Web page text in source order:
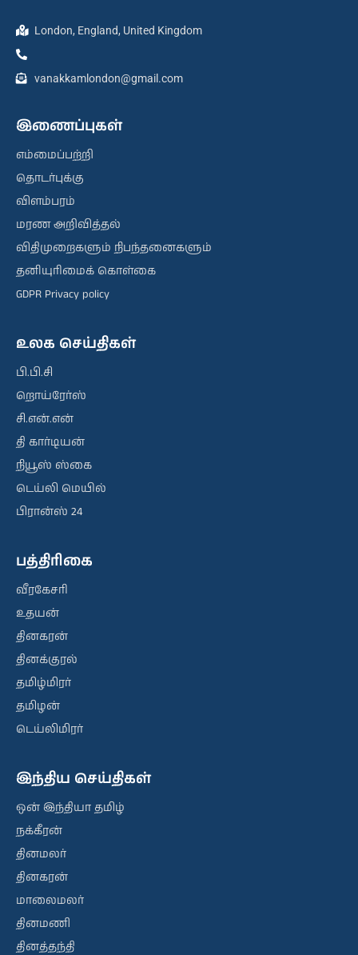
London, England, United Kingdom
vanakkamlondon@gmail.com
இணைப்புகள்
எம்மைப்பற்றி
தொடர்புக்கு
விளம்பரம்
மரண அறிவித்தல்
விதிமுறைகளும் நிபந்தனைகளும்
தனியுரிமைக் கொள்கை
GDPR Privacy policy
உலக செய்திகள்
பி.பி.சி
றொய்ரேர்ஸ்
சி.என்.என்
தி கார்டியன்
நியூஸ் ஸ்கை
டெய்லி மெயில்
பிரான்ஸ் 24
பத்திரிகை
வீரகேசரி
உதயன்
தினகரன்
தினக்குரல்
தமிழ்மிரர்
தமிழன்
டெய்லிமிரர்
இந்திய செய்திகள்
ஒன் இந்தியா தமிழ்
நக்கீரன்
தினமலர்
தினகரன்
மாலைமலர்
தினமணி
தினத்தந்தி